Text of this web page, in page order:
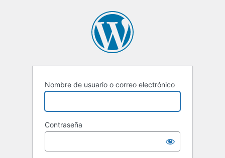
Nombre de usuario o correo electrónico
Contraseña